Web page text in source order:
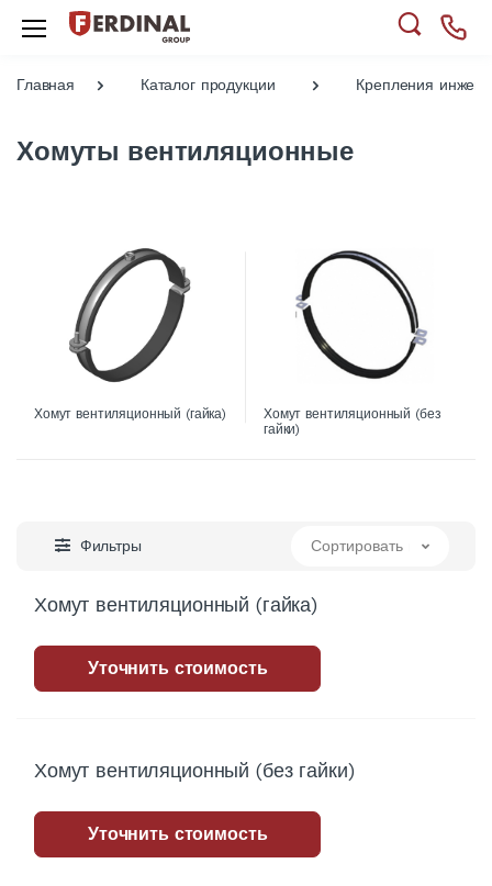
Главная Каталог продукции Крепления
Хомуты вентиляционные
Хомут вентиляционный (гайка)
Хомут вентиляционный (без
гайки)
Фильтры Сортировать по
Хомут вентиляционный (гайка)
Уточнить стоимость
Хомут вентиляционный (без гайки)
Уточнить стоимость